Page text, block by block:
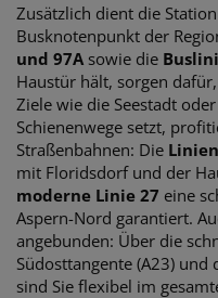
Zusätzlich dient die
Busknotenpunkt der
und 97A sowie die
Haustür hält, sorgen
Ziele wie die Seestadt
Schienenwege setzt,
Straßenbahnen: Die
mit Floridsdorf und der
moderne Linie 27 eine
Aspern-Nord garantiert.
angebunden: Über die
Südosttangente (A23)
sind Sie flexibel im